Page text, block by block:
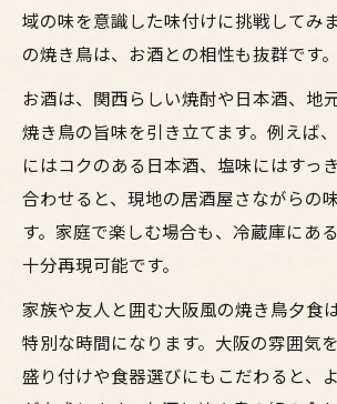
域の味を意識した味付けに挑戦してみ
の焼き鳥は、お酒との相性も抜群です。
お酒は、関西らしい焼酎や日本酒、地
焼き鳥の旨味を引き立てます。例えば
にはコクのある日本酒、塩味にはすっ
合わせると、現地の居酒屋さながらの
す。家庭で楽しむ場合も、冷蔵庫にあ
十分再現可能です。
家族や友人と囲む大阪風の焼き鳥夕食
特別な時間になります。大阪の雰囲気
盛り付けや食器選びにもこだわると、